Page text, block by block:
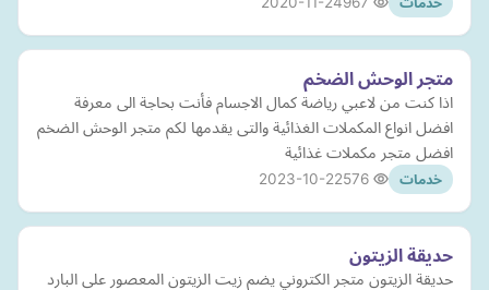
متجر الوحش الضخم
اذا كنت من لاعبي رياضة كمال الاجسام فأنت بحاجة الى معرفة
افضل انواع المكملات الغذائية والتى يقدمها لكم متجر الوحش الضخم
افضل متجر مكملات غذائية
خدمات 2023-10-22
حديقة الزيتون
حديقة الزيتون متجر الكتروني يضم زيت الزيتون المعصور على البارد